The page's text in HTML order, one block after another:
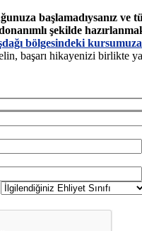
başlamadıysanız ve
şekilde
bölgesindeki
başarı hikayenizi birlikte